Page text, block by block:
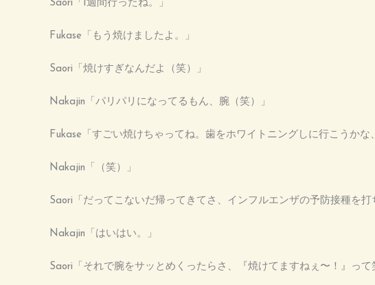
Saori「1週間行ったね。」
Fukase「もう焼けましたよ。」
Saori「焼けすぎなんだよ（笑）」
Nakajin「パリパリになってるもん、腕（笑）」
Fukase「すごい焼けちゃってね。歯をホワイトニングしに行こうかな
Nakajin「（笑）」
Saori「だってこないだ帰ってきてさ、インフルエンザの予防接種を打
Nakajin「はいはい。」
Saori「それで腕をサッとめくったらさ、『焼けてますねぇ〜！』って